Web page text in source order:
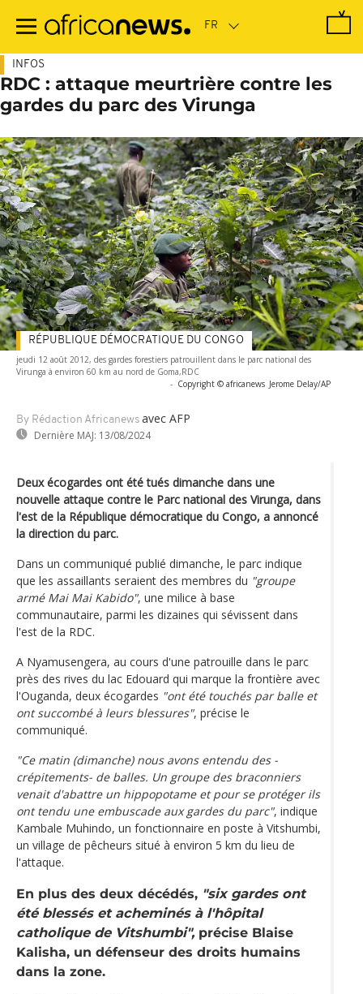
contenu
INFOS
RDC : attaque meurtrière contre les
gardes du parc des Virunga
jeudi 12 août 2012, des gardes forestiers patrouillent dans le parc national des
Virunga à environ 60 km au nord de Goma,RDC
- Copyright © africanews Jerome Delay/AP
By Rédaction Africanews avec AFP
Dernière MAJ: 13/08/2024
RÉPUBLIQUE DÉMOCRATIQUE DU CONGO
Deux écogardes ont été tués dimanche dans une
nouvelle attaque contre le Parc national des Virunga, dans
l'est de la République démocratique du Congo, a annoncé
la direction du parc.
Dans un communiqué publié dimanche, le parc indique
que les assaillants seraient des membres du "groupe
armé Mai Mai Kabido", une milice à base
communautaire, parmi les dizaines qui sévissent dans
l'est de la RDC.
A Nyamusengera, au cours d'une patrouille dans le parc
près des rives du lac Edouard qui marque la frontière avec
l'Ouganda, deux écogardes "ont été touchés par balle et
ont succombé à leurs blessures", précise le
communiqué.
"Ce matin (dimanche) nous avons entendu des -
crépitements- de balles. Un groupe des braconniers
venait d'abattre un hippopotame et pour se protéger ils
ont tendu une embuscade aux gardes du parc", indique
Kambale Muhindo, un fonctionnaire en poste à Vitshumbi,
un village de pêcheurs situé à environ 5 km du lieu de
l'attaque.
En plus des deux décédés, "six gardes ont
été blessés et acheminés à l'hôpital
catholique de Vitshumbi", précise Blaise
Kalisha, un défenseur des droits humains
dans la zone.